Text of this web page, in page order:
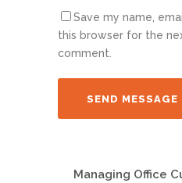
Save my name,
this browser for the
comment.
Managing Office